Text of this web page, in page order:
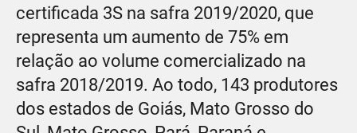
certificada 3S na safra 2019/2020, que
representa um aumento de 75% em
relação ao volume comercializado na
safra 2018/2019. Ao todo, 143 produtores
dos estados de Goiás, Mato Grosso do